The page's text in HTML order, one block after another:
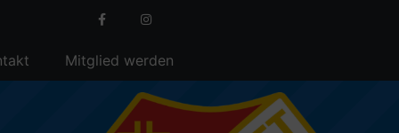
Mitglied werden